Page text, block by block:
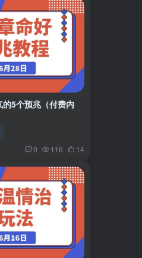
5个预兆（付费内
0 116 14